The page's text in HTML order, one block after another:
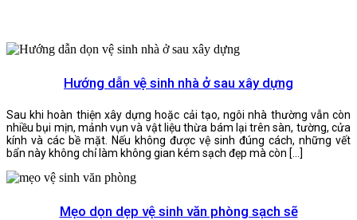
Hướng dẫn vệ sinh nhà ở sau xây dựng
Sau khi hoàn thiện xây dựng hoặc cải tạo, ngôi nhà thường vẫn còn
nhiều bụi mịn, mảnh vụn và vật liệu thừa bám lại trên sàn, tường, cửa
kính và các bề mặt. Nếu không được vệ sinh đúng cách, những vết
bẩn này không chỉ làm không gian kém sạch đẹp mà còn […]
Mẹo dọn dẹp vệ sinh văn phòng sạch sẽ